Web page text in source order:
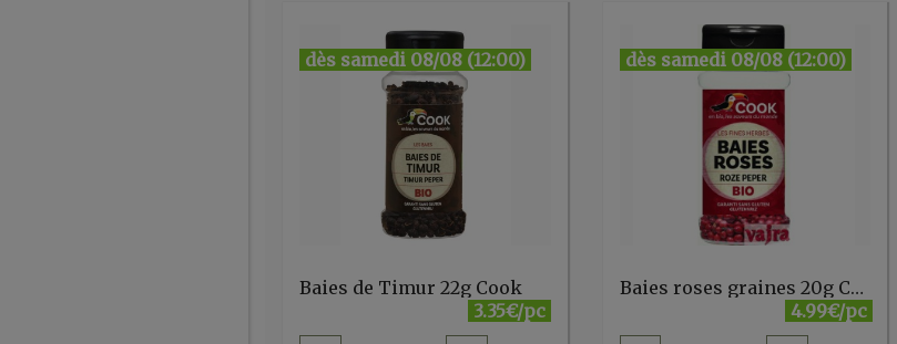
dès samedi 08/08 (12:00)
Baies de Timur 22g Cook
3.35€/pc
dès samedi 08/08 (12:00)
Baies roses graines 20g Cook
4.99€/pc